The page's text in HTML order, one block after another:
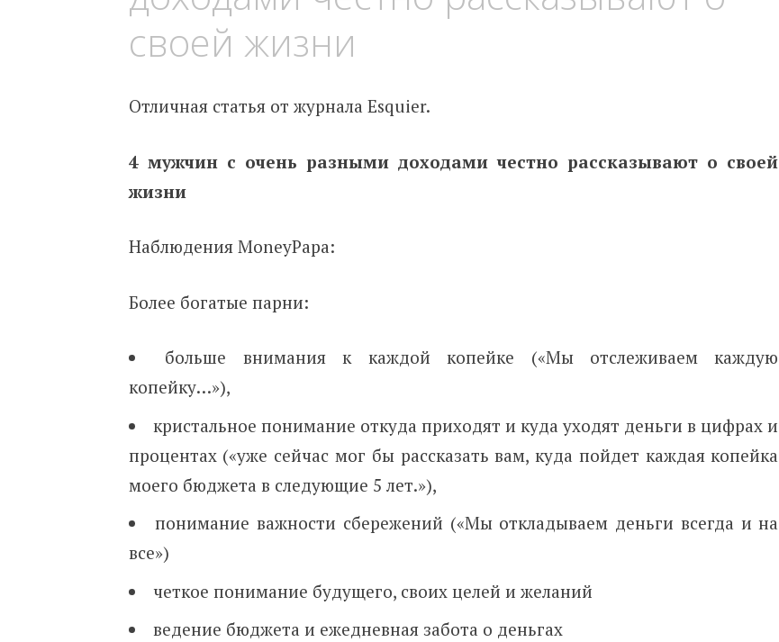
своей жизни
Отличная статья от журнала Esquier.
4 мужчин с очень разными доходами честно рассказывают о своей
жизни
Наблюдения MoneyPapa:
Более богатые парни:
больше внимания к каждой копейке («Мы отслеживаем каждую
копейку…»),
кристальное понимание откуда приходят и куда уходят деньги в цифрах и
процентах («уже сейчас мог бы рассказать вам, куда пойдет каждая копейка
моего бюджета в следующие 5 лет.»),
понимание важности сбережений («Мы откладываем деньги всегда и на
все»)
четкое понимание будущего, своих целей и желаний
ведение бюджета и ежедневная забота о деньгах